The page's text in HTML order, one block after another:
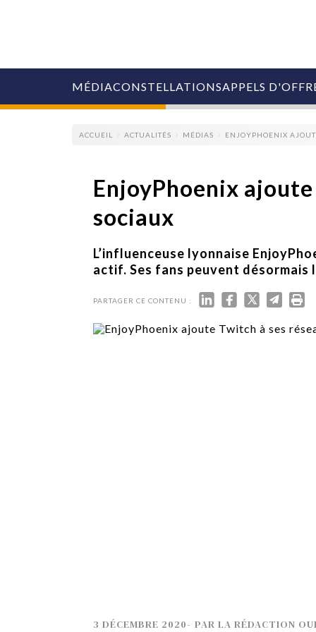
MÉDIA
COLLECTIVITÉS
AGENCES
RETAIL
MÉDIAS
ÉVÉNEMENTIELS
SERVICES
CONSTELLATIONSAPPELS
ACCUEIL ACTUALITÉS MÉDIAS ENJOYPHOENIX
EnjoyPhoenix
sociaux
L’influenceuse lyonnaise
actif. Ses fans peuvent
PARTAGER CE CONTENU :
3 DÉCEMBRE 2020- PARLA RÉDACTION